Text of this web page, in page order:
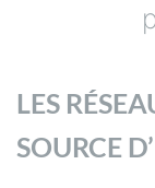
LES
SOURCE